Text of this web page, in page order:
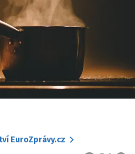
EuroZprávy.cz